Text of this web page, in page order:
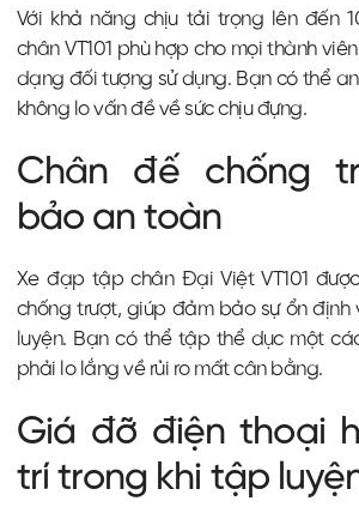
Với khả năng chịu tải trọng lên đến
chân VT101 phù hợp cho mọi thành
dạng đối tượng sử dụng. Bạn có thể
không lo vấn đề về sức chịu đựng.
Chân đế chống
bảo an toàn
Xe đạp tập chân Đại Việt VT101
chống trượt, giúp đảm bảo sự ổn
luyện. Bạn có thể tập thể dục một
phải lo lắng về rủi ro mất cân bằng.
Giá đỡ điện thoại
trí trong khi tập